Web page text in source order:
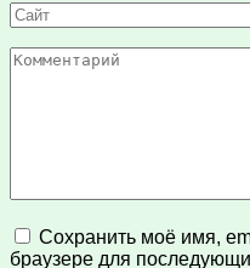
Сайт
Комментарий
Сохранить моё имя,
браузере для